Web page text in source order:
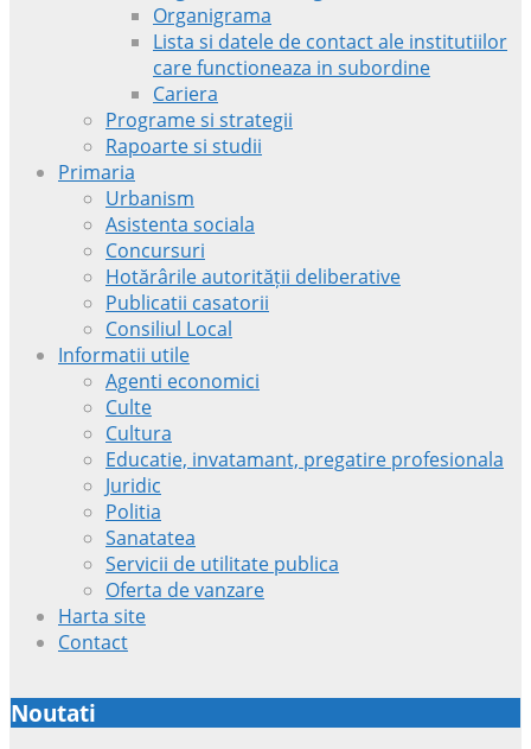
Organigrama
Lista si datele de contact ale institutiilor
care functioneaza in subordine
Cariera
Programe si strategii
Rapoarte si studii
Primaria
Urbanism
Asistenta sociala
Concursuri
Hotărârile autorității deliberative
Publicatii casatorii
Consiliul Local
Informatii utile
Agenti economici
Culte
Cultura
Educatie, invatamant, pregatire profesionala
Juridic
Politia
Sanatatea
Servicii de utilitate publica
Oferta de vanzare
Harta site
Contact
Noutati